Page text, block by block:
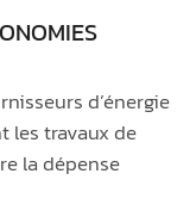
d’énergie
les travaux de
la dépense